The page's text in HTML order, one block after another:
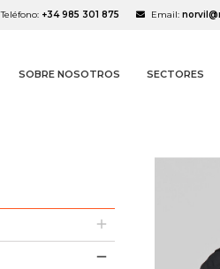
Teléfono: +34 985 301 875 Email:
SOBRE NOSOTROS SECTORES